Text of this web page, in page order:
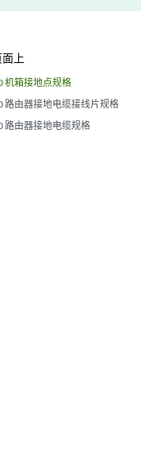
上
机箱接地点规格
路由器接地电缆接线片规格
路由器接地电缆规格